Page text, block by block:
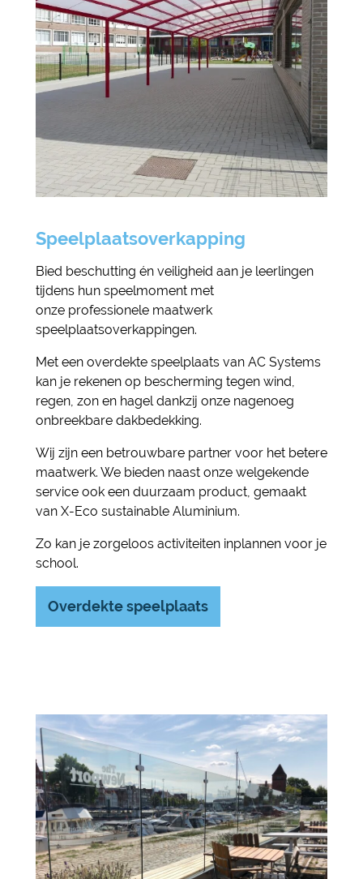
Speelplaatsoverkapping
Bied beschutting én veiligheid aan je leerlingen
tijdens hun speelmoment met
onze professionele maatwerk
speelplaatsoverkappingen.
Met een overdekte speelplaats van AC Systems
kan je rekenen op bescherming tegen wind,
regen, zon en hagel dankzij onze nagenoeg
onbreekbare dakbedekking.
Wij zijn een betrouwbare partner voor het betere
maatwerk. We bieden naast onze welgekende
service ook een duurzaam product, gemaakt
van X-Eco sustainable Aluminium.
Zo kan je zorgeloos activiteiten inplannen voor je
school.
Overdekte speelplaats